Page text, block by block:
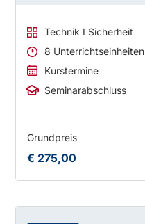
Technik I Sicherheit
8 Unterrichtseinheiten
Kurstermine
Seminarabschluss
Grundpreis
€ 275,00